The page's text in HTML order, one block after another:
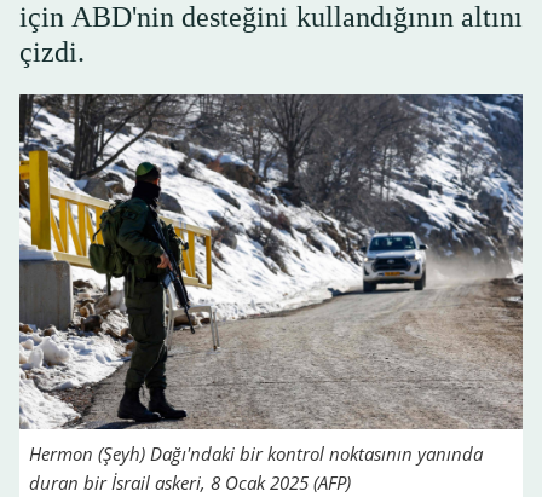
için ABD'nin desteğini kullandığının altını
çizdi.
Hermon (Şeyh) Dağı'ndaki bir kontrol noktasının yanında
duran bir İsrail askeri, 8 Ocak 2025 (AFP)